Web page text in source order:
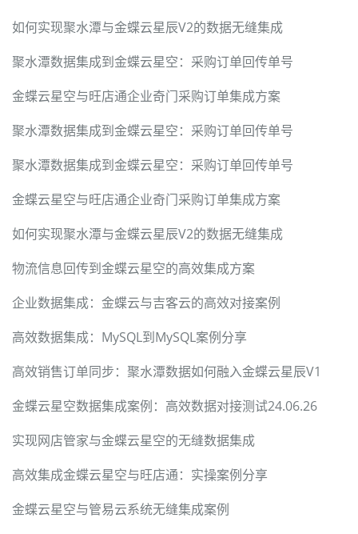
如何实现聚水潭与金蝶云星辰V2的数据无缝集成
聚水潭数据集成到金蝶云星空：采购订单回传单号
金蝶云星空与旺店通企业奇门采购订单集成方案
聚水潭数据集成到金蝶云星空：采购订单回传单号
聚水潭数据集成到金蝶云星空：采购订单回传单号
金蝶云星空与旺店通企业奇门采购订单集成方案
如何实现聚水潭与金蝶云星辰V2的数据无缝集成
物流信息回传到金蝶云星空的高效集成方案
企业数据集成：金蝶云与吉客云的高效对接案例
高效数据集成：MySQL到MySQL案例分享
高效销售订单同步：聚水潭数据如何融入金蝶云星辰V1
金蝶云星空数据集成案例：高效数据对接测试24.06.26
实现网店管家与金蝶云星空的无缝数据集成
高效集成金蝶云星空与旺店通：实操案例分享
金蝶云星空与管易云系统无缝集成案例